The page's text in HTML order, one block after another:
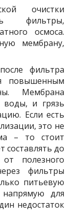
очистки
фильтры,
осмоса.
мембрану,
фильтра
повышенным
Мембрана
воды, и грязь
Если есть
это не
– то стоит
составлять до
полезного
фильтры
питьевую
для
недостаток